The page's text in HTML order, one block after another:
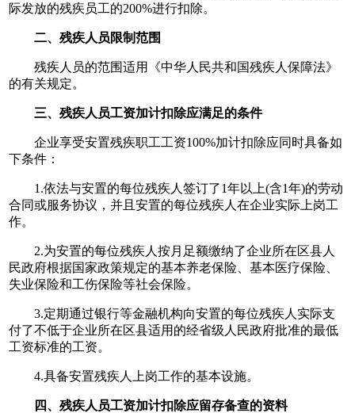
际发放的残疾员工的200%进行扣除。
二、残疾人员限制范围
残疾人员的范围适用《中华人民共和国残疾人保障法》
的有关规定。
三、残疾人员工资加计扣除应满足的条件
企业享受安置残疾职工工资100%加计扣除应同时具备如
下条件：
1.依法与安置的每位残疾人签订了1年以上(含1年)的劳动
合同或服务协议，并且安置的每位残疾人在企业实际上岗工
作。
2.为安置的每位残疾人按月足额缴纳了企业所在区县人
民政府根据国家政策规定的基本养老保险、基本医疗保险、
失业保险和工伤保险等社会保险。
3.定期通过银行等金融机构向安置的每位残疾人实际支
付了不低于企业所在区县适用的经省级人民政府批准的最低
工资标准的工资。
4.具备安置残疾人上岗工作的基本设施。
四、残疾人员工资加计扣除应留存备查的资料